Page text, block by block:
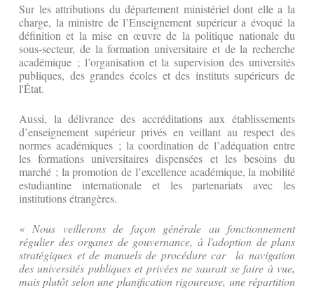
Sur les attributions du département ministériel dont elle a la
charge, la ministre de l’Enseignement supérieur a évoqué la
définition et la mise en œuvre de la politique nationale du
sous-secteur, de la formation universitaire et de la recherche
académique ; l’organisation et la supervision des universités
publiques, des grandes écoles et des instituts supérieurs de
l'État.
Aussi, la délivrance des accréditations aux établissements
d’enseignement supérieur privés en veillant au respect des
normes académiques ; la coordination de l’adéquation entre
les formations universitaires dispensées et les besoins du
marché ; la promotion de l’excellence académique, la mobilité
estudiantine internationale et les partenariats avec les
institutions étrangères.
« Nous veillerons de façon générale au fonctionnement
régulier des organes de gouvernance, à l'adoption de plans
stratégiques et de manuels de procédure car la navigation
des universités publiques et privées ne saurait se faire à vue,
mais plutôt selon une planification rigoureuse, une répartition